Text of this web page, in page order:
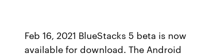
Feb 16, 2021 BlueStacks 5 beta is now
available for download. The Android